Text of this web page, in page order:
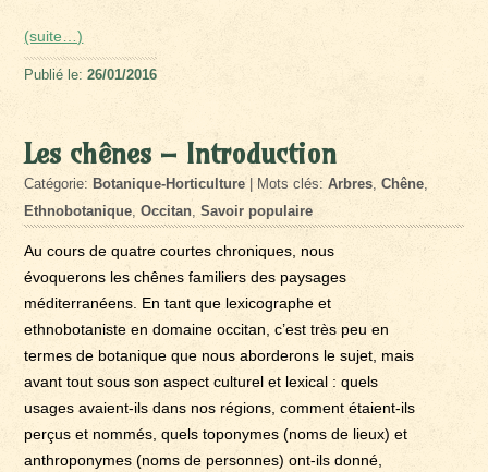
(suite…)
Publié le:26/01/2016
Les chênes – Introduction
Catégorie: Botanique-Horticulture| Mots clés:Arbres,Chêne,
Ethnobotanique,Occitan,Savoir populaire
Au cours de quatre courtes chroniques, nous
évoquerons les chênes familiers des paysages
méditerranéens. En tant que lexicographe et
ethnobotaniste en domaine occitan, c’est très peu en
termes de botanique que nous aborderons le sujet, mais
avant tout sous son aspect culturel et lexical : quels
usages avaient-ils dans nos régions, comment étaient-ils
perçus et nommés, quels toponymes (noms de lieux) et
anthroponymes (noms de personnes) ont-ils donné,